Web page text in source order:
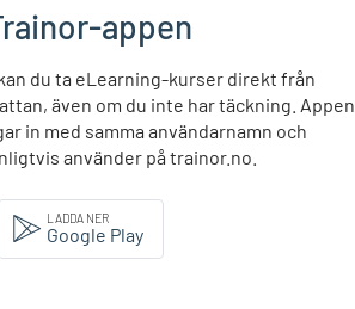
appen
du ta eLearning-kurser direkt från
även om du inte har täckning. Appen
in med samma användarnamn och
använder på trainor.no.
LADDA NER
Google Play